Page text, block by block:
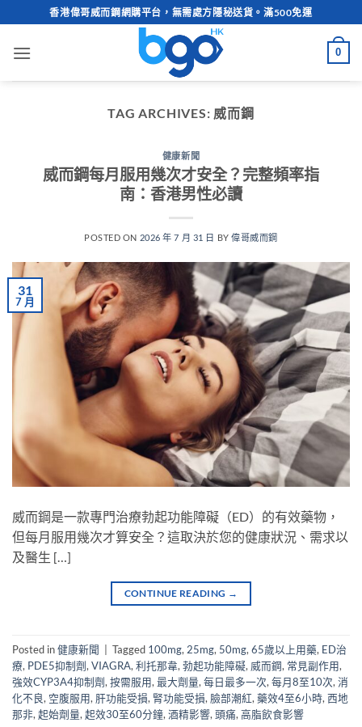
to
content
香港偉哥威而鋼網購平台，無需處方隱秘送貨。滿500免運
0
TAG ARCHIVES: 威而鋼
健康新聞
威而鋼每月服用幾次才安全？完整頻率指
南：香港男性必讀
POSTED ON 2026 年 7 月 31 日 BY偉哥威而鋼
31
7 月
威而鋼是一款專門治療勃起功能障礙（ED）的有效藥物，
但每月服用幾次才算安全？這取決於您的健康狀況、需求以
及醫生 […]
CONTINUE READING →
Posted in健康新聞 Tagged 100mg, 25mg, 50mg, 65歲以上用藥, ED治
療, PDE5抑制劑, VIAGRA, 利托那韋, 勃起功能障礙, 威而鋼, 常見副作用,
強效CYP3A4抑制劑, 按需服用, 最大劑量, 每日最多一次, 每月8至10次, 消
化不良, 空腹服用, 肝功能受損, 腎功能受損, 臉部潮紅, 藥效4至6小時, 西地
那非, 起始劑量, 起效30至60分鐘, 酒精影響, 頭痛, 高脂飲食影響